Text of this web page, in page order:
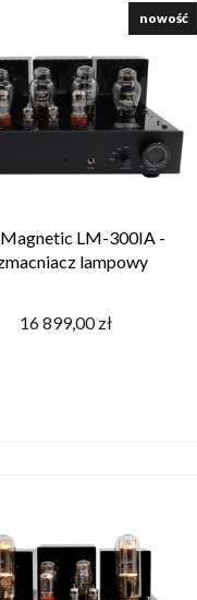
LM-300IA -
lampowy
16 899,00 zł
nowość